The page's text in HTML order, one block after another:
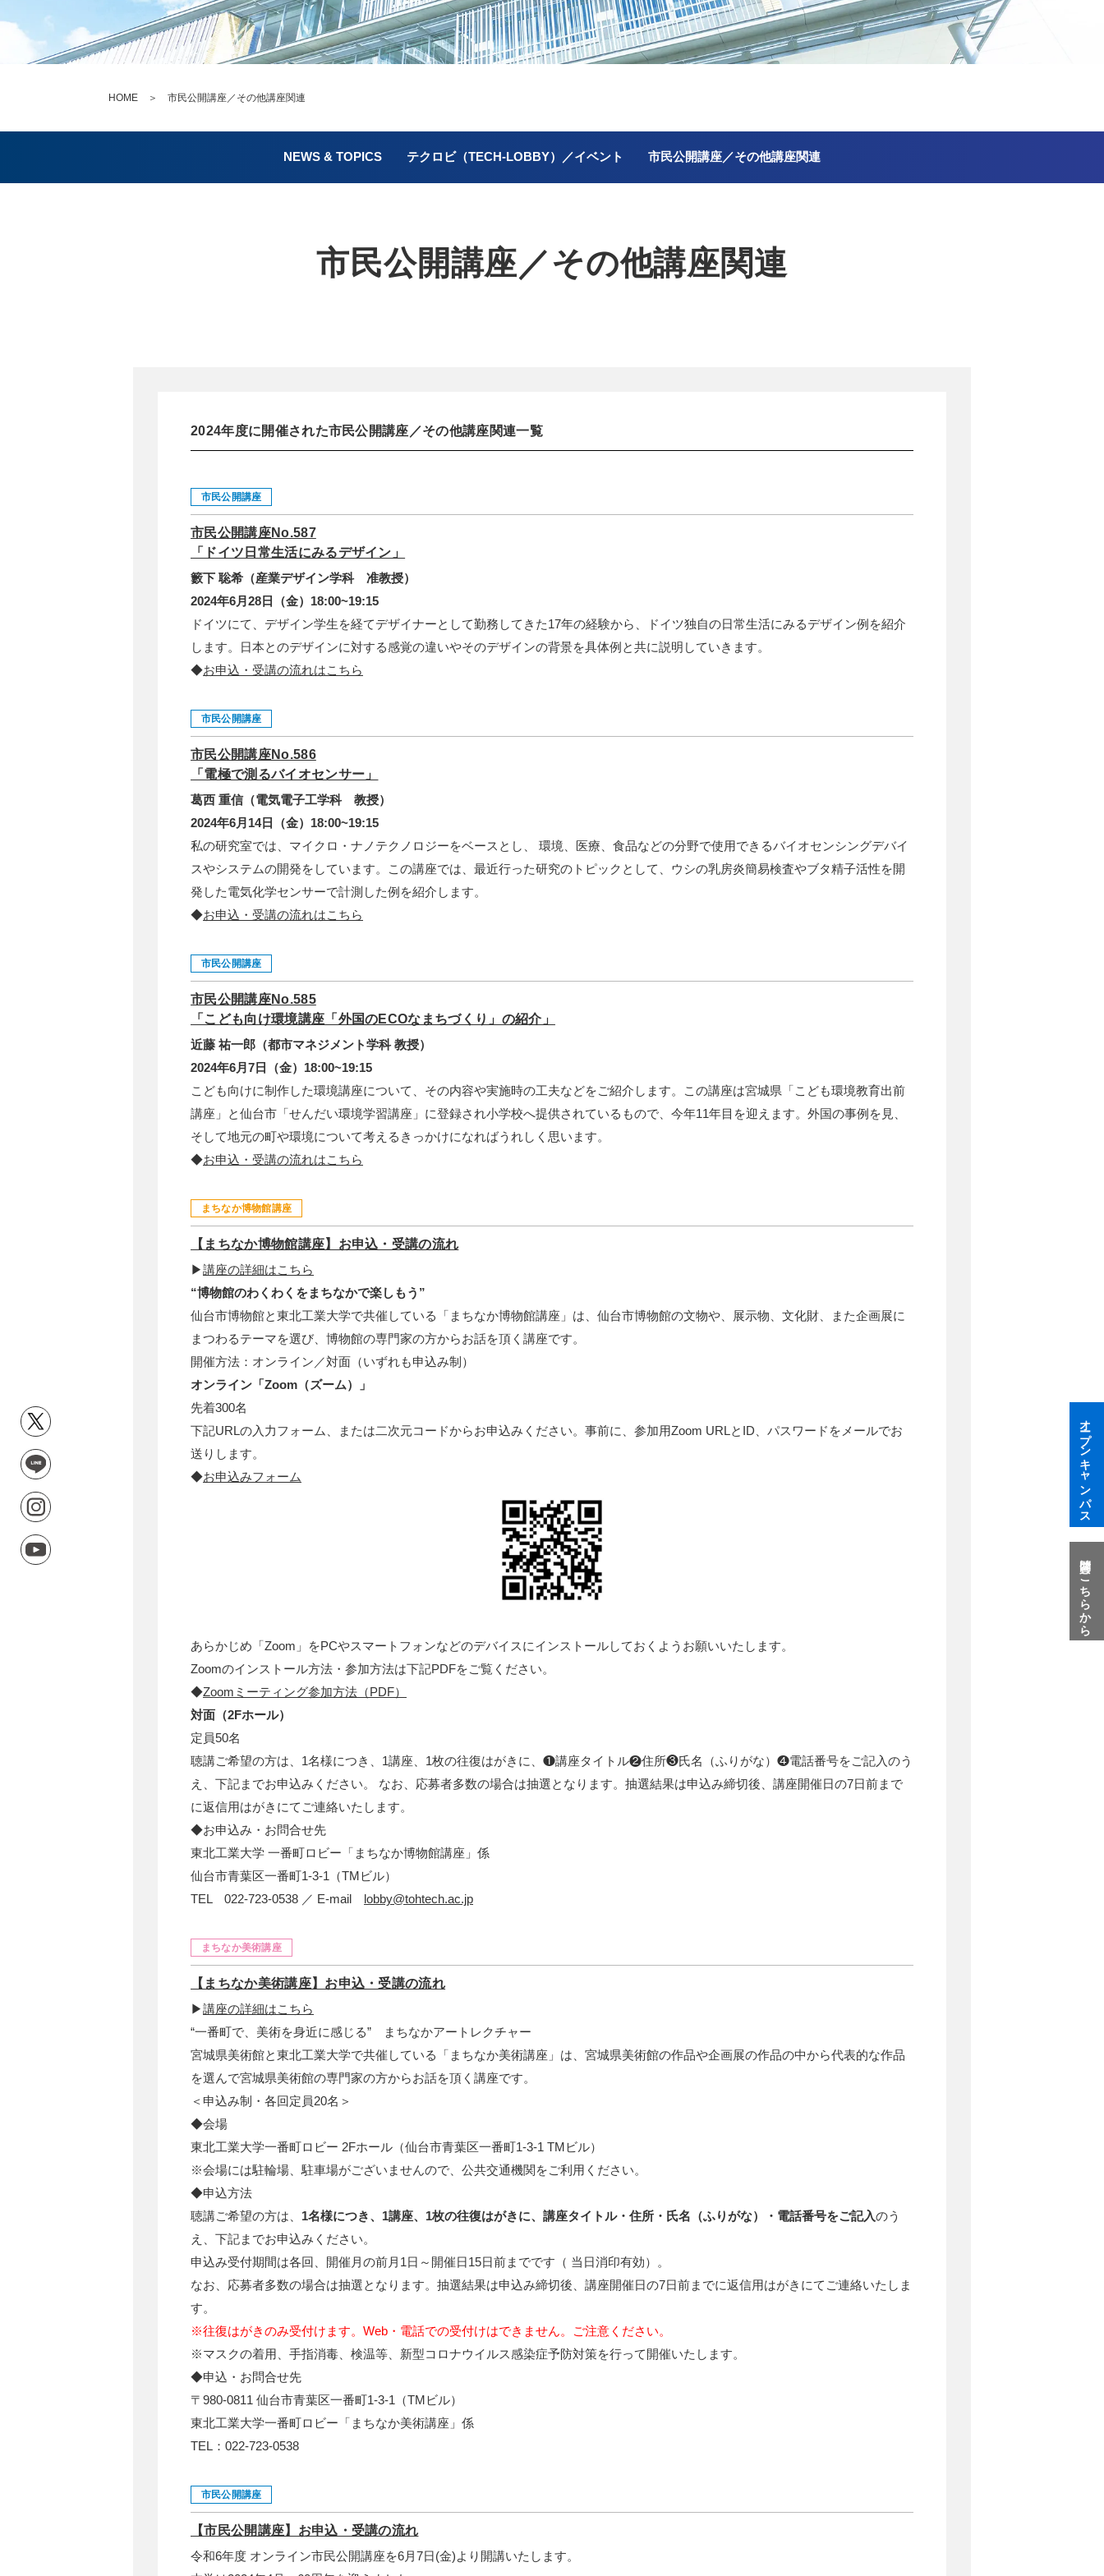
HOME ＞ 市民公開講座／その他講座関連
NEWS & TOPICS テクロビ（TECH-LOBBY）／イベント 市民公開講座／その他講座関連
市民公開講座／その他講座関連
2024年度に開催された市民公開講座／その他講座関連一覧
市民公開講座
市民公開講座No.587
「ドイツ日常生活にみるデザイン」
籔下 聡希（産業デザイン学科 准教授）
2024年6月28日（金）18:00~19:15
ドイツにて、デザイン学生を経てデザイナーとして勤務してきた17年の経験から、ドイツ独自の日常生活にみるデザイン例を紹介
します。日本とのデザインに対する感覚の違いやそのデザインの背景を具体例と共に説明していきます。
◆お申込・受講の流れはこちら
市民公開講座
市民公開講座No.586
「電極で測るバイオセンサー」
葛西 重信（電気電子工学科 教授）
2024年6月14日（金）18:00~19:15
私の研究室では、マイクロ・ナノテクノロジーをベースとし、 環境、医療、食品などの分野で使用できるバイオセンシングデバイ
スやシステムの開発をしています。この講座では、最近行った研究のトピックとして、ウシの乳房炎簡易検査やブタ精子活性を開
発した電気化学センサーで計測した例を紹介します。
◆お申込・受講の流れはこちら
市民公開講座
市民公開講座No.585
「こども向け環境講座「外国のECOなまちづくり」の紹介」
近藤 祐一郎（都市マネジメント学科 教授）
2024年6月7日（金）18:00~19:15
こども向けに制作した環境講座について、その内容や実施時の工夫などをご紹介します。この講座は宮城県「こども環境教育出前
講座」と仙台市「せんだい環境学習講座」に登録され小学校へ提供されているもので、今年11年目を迎えます。外国の事例を見、
そして地元の町や環境について考えるきっかけになればうれしく思います。
◆お申込・受講の流れはこちら
まちなか博物館講座
【まちなか博物館講座】お申込・受講の流れ
▶講座の詳細はこちら
“博物館のわくわくをまちなかで楽しもう”
仙台市博物館と東北工業大学で共催している「まちなか博物館講座」は、仙台市博物館の文物や、展示物、文化財、また企画展に
まつわるテーマを選び、博物館の専門家の方からお話を頂く講座です。
開催方法：オンライン／対面（いずれも申込み制）
オンライン「Zoom（ズーム）」
先着300名
下記URLの入力フォーム、または二次元コードからお申込みください。事前に、参加用Zoom URLとID、パスワードをメールでお
送りします。
◆お申込みフォーム
あらかじめ「Zoom」をPCやスマートフォンなどのデバイスにインストールしておくようお願いいたします。
Zoomのインストール方法・参加方法は下記PDFをご覧ください。
◆Zoomミーティング参加方法（PDF）
対面（2Fホール）
定員50名
聴講ご希望の方は、1名様につき、1講座、1枚の往復はがきに、❶講座タイトル❷住所❸氏名（ふりがな）❹電話番号をご記入のう
え、下記までお申込みください。 なお、応募者多数の場合は抽選となります。抽選結果は申込み締切後、講座開催日の7日前まで
に返信用はがきにてご連絡いたします。
◆お申込み・お問合せ先
東北工業大学 一番町ロビー「まちなか博物館講座」係
仙台市青葉区一番町1-3-1（TMビル）
TEL 022-723-0538 ／ E-mail lobby@tohtech.ac.jp
まちなか美術講座
【まちなか美術講座】お申込・受講の流れ
▶講座の詳細はこちら
“一番町で、美術を身近に感じる” まちなかアートレクチャー
宮城県美術館と東北工業大学で共催している「まちなか美術講座」は、宮城県美術館の作品や企画展の作品の中から代表的な作品
を選んで宮城県美術館の専門家の方からお話を頂く講座です。
＜申込み制・各回定員20名＞
◆会場
東北工業大学一番町ロビー 2Fホール（仙台市青葉区一番町1-3-1 TMビル）
※会場には駐輪場、駐車場がございませんので、公共交通機関をご利用ください。
◆申込方法
聴講ご希望の方は、 1名様につき、1講座、1枚の往復はがきに、講座タイトル・住所・氏名（ふりがな）・電話番号をご記入のう
え、下記までお申込みください。
申込み受付期間は各回、開催月の前月1日～開催日15日前までです（ 当日消印有効）。
なお、応募者多数の場合は抽選となります。抽選結果は申込み締切後、講座開催日の7日前までに返信用はがきにてご連絡いたしま
す。
※往復はがきのみ受付けます。Web・電話での受付けはできません。ご注意ください。
※マスクの着用、手指消毒、検温等、新型コロナウイルス感染症予防対策を行って開催いたします。
◆申込・お問合せ先
〒980-0811 仙台市青葉区一番町1-3-1（TMビル）
東北工業大学一番町ロビー「まちなか美術講座」係
TEL：022-723-0538
市民公開講座
【市民公開講座】お申込・受講の流れ
令和6年度 オンライン市民公開講座を6月7日(金)より開講いたします。
オープンキャンパス
質問はこちらから